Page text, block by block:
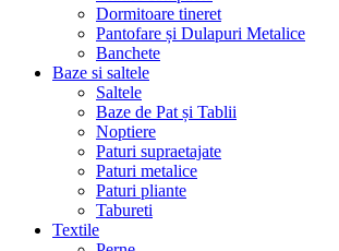
Dormitoare tineret
Pantofare și Dulapuri Metalice
Banchete
Baze si saltele
Saltele
Baze de Pat și Tablii
Noptiere
Paturi supraetajate
Paturi metalice
Paturi pliante
Tabureti
Textile